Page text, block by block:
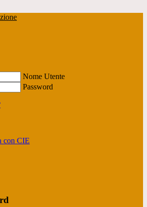
Nome Utente
Password
con CIE